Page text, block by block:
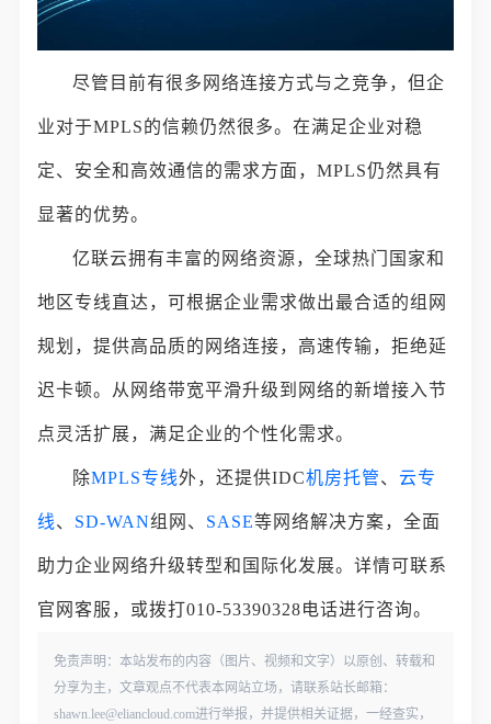
尽管目前有很多网络连接方式与之竞争，但企
业对于MPLS的信赖仍然很多。在满足企业对稳
定、安全和高效通信的需求方面，MPLS仍然具有
显著的优势。
亿联云拥有丰富的网络资源，全球热门国家和
地区专线直达，可根据企业需求做出最合适的组网
规划，提供高品质的网络连接，高速传输，拒绝延
迟卡顿。从网络带宽平滑升级到网络的新增接入节
点灵活扩展，满足企业的个性化需求。
除MPLS专线外，还提供IDC机房托管、云专
线、 SD-WAN组网、 SASE等网络解决方案，全面
助力企业网络升级转型和国际化发展。详情可联系
官网客服，或拨打010-53390328电话进行咨询。
免责声明：本站发布的内容（图片、视频和文字）以原创、转载和
分享为主，文章观点不代表本网站立场，请联系站长邮箱：
shawn.lee@eliancloud.com进行举报，并提供相关证据，一经查实，